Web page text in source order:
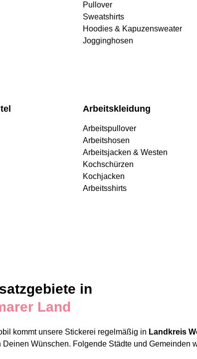
Pullover
Sweatshirts
Hoodies & Kapuzensweater
Jogginghosen
Arbeitskleidung
Arbeitspullover
Arbeitshosen
Arbeitsjacken & Westen
Kochschürzen
Kochjacken
Arbeitsshirts
in
Land
kommt unsere Stickerei regelmäßig in Landkreis
Deinen Wünschen. Folgende Städte und Gemeinden